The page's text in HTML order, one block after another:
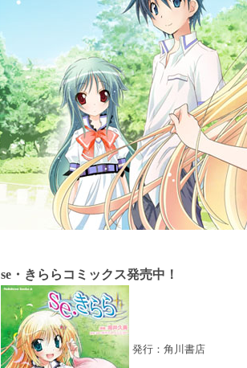
se・きららコミックス発売中！
発行：角川書店